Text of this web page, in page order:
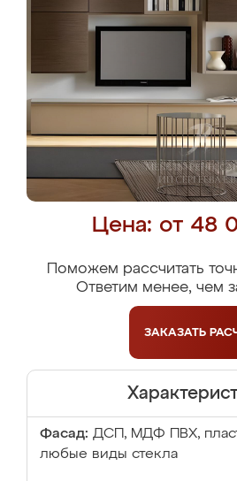
Цена: от 48
Поможем рассчитать
Ответим менее, чем
ЗАКАЗАТЬ
Фасад: ДСП, МДФ ПВХ,
любые виды стекла